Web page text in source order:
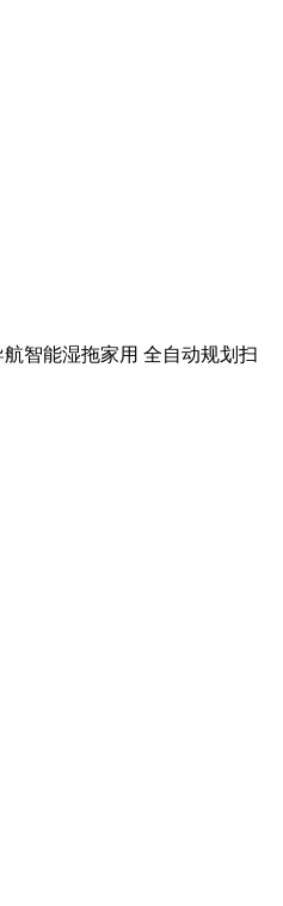
智能湿拖家用 全自动规划扫